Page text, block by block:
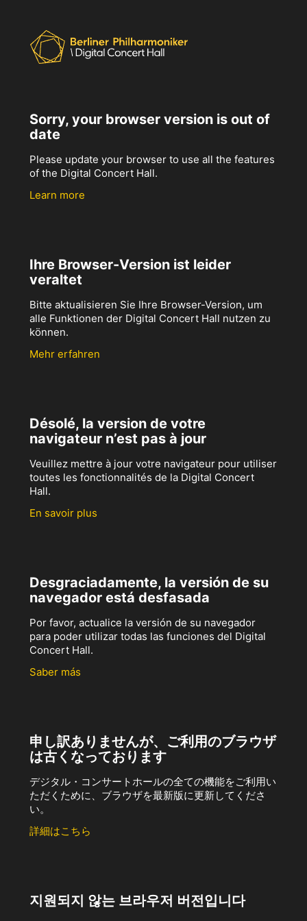
Sorry, your browser version is out of
date
Please update your browser to use all the features
of the Digital Concert Hall.
Learn more
Ihre Browser-Version ist leider
veraltet
Bitte aktualisieren Sie Ihre Browser-Version, um
alle Funktionen der Digital Concert Hall nutzen zu
können.
Mehr erfahren
Désolé, la version de votre
navigateur n’est pas à jour
Veuillez mettre à jour votre navigateur pour utiliser
toutes les fonctionnalités de la Digital Concert
Hall.
En savoir plus
Desgraciadamente, la versión de su
navegador está desfasada
Por favor, actualice la versión de su navegador
para poder utilizar todas las funciones del Digital
Concert Hall.
Saber más
申し訳ありませんが、ご利用のブラウザ
は古くなっております
デジタル・コンサートホールの全ての機能をご利用い
ただくために、ブラウザを最新版に更新してくださ
い。
詳細はこちら
지원되지 않는 브라우저 버전입니다